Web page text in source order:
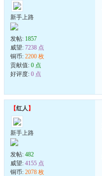
新手上路
发帖: 1857
威望: 7238 点
铜币: 2200 枚
贡献值: 0 点
好评度: 0 点
【红人 】
新手上路
发帖: 482
威望: 4155 点
铜币: 2078 枚